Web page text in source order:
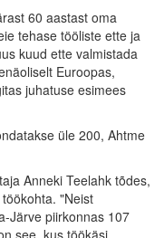
60 aastast oma
tehase tööliste ette ja
kuud ette valmistada
Euroopas,
juhatuse esimees
üle 200, Ahtme
Anneki Teelahk tõdes,
"Neist
Järve piirkonnas 107
see, kus töökäsi